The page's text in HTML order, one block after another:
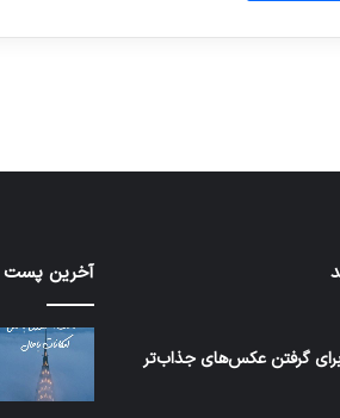
توسط ژاکت
برای گرفتن عکس‌های جذاب‌تر
آخرین پست
باعث
سقوط